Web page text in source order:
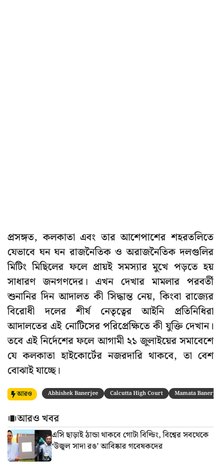
প্রসঙ্গত, কলকাতা এবং তার আশেপাশের শহরতলিতে
যেভাবে ঘন ঘন রাজনৈতিক ও অরাজনৈতিক দলগুলির
মিটিং মিছিলের ফলে প্রায়ই সমস্যার মুখে পড়তে হয়
সাধারণ জনগণদের। এখন দেখার মামলার পরবর্তী
শুনানির দিন আদালত কী সিদ্ধান্ত নেয়, কিংবা রাজ্যের
বিরোধী দলের শীর্ষ নেতৃত্বের আইনি প্রতিনিধিরা
আদালতের এই নোটিসের পরিপ্রেক্ষিতে কী যুক্তি দেখান।
তবে এই নির্দেশের ফলে আগামী ২১ জুলাইয়ের সমাবেশে
যে কলকাতা হাইকোর্টের নজরদারি থাকবে, তা বেশ
বোঝাই যাচ্ছে।
আরও Abhishek Banerjee Calcutta High Court Mamata Banerjee
আরও খবর
এসি ছাড়াই ঠান্ডা থাকবে গোটা বিল্ডিং, বিশ্বের সবথেকে
‘উজ্বল সাদা রঙ’ আবিষ্কার গবেষকদের